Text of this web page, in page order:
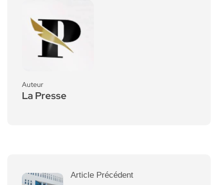
Auteur
La Presse
Article Précédent